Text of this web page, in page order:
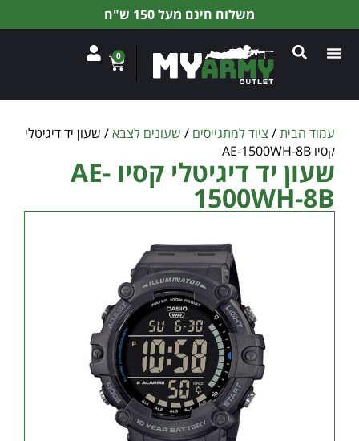
משלוח חינם מעל 150 ש"ח
0
עמוד הבית/ ציוד למתגייסים / שעונים לצבא/ שעון יד דיגיטלי
קסיו AE-1500WH-8B
שעון יד דיגיטלי קסיו AE-
1500WH-8B